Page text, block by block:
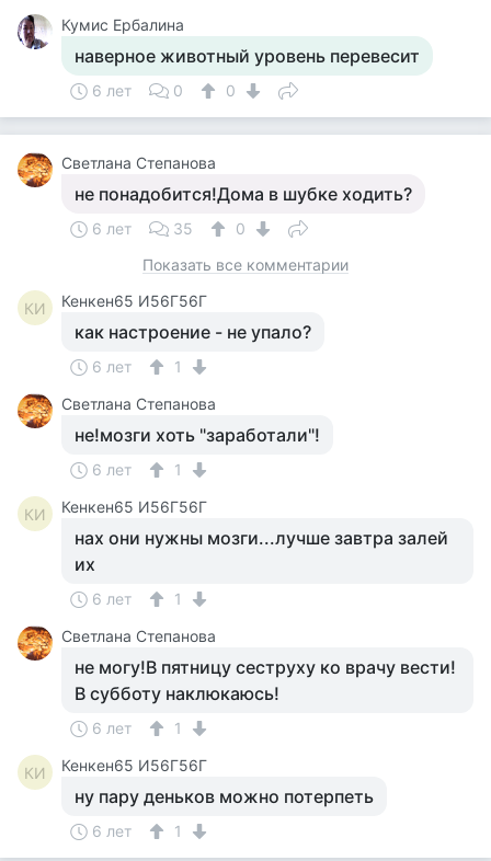
Кумис Ербалина
наверное животный уровень перевесит
6 лет 0 0
Светлана Степанова
не понадобится!Дома в шубке ходить?
6 лет 35
0
Показать все комментарии
КИ Кенкен65 И56Г56Г
как настроение - не упало?
6 лет
1
Светлана Степанова
не!мозги хоть "заработали"!
6 лет 1
КИ Кенкен65 И56Г56Г
нах они нужны мозги...лучше завтра залей
их
6 лет
1
Светлана Степанова
не могу!В пятницу сеструху ко врачу вести!
В субботу наклюкаюсь!
6 лет 1
КИ Кенкен65 И56Г56Г
ну пару деньков можно потерпеть
6 лет 1